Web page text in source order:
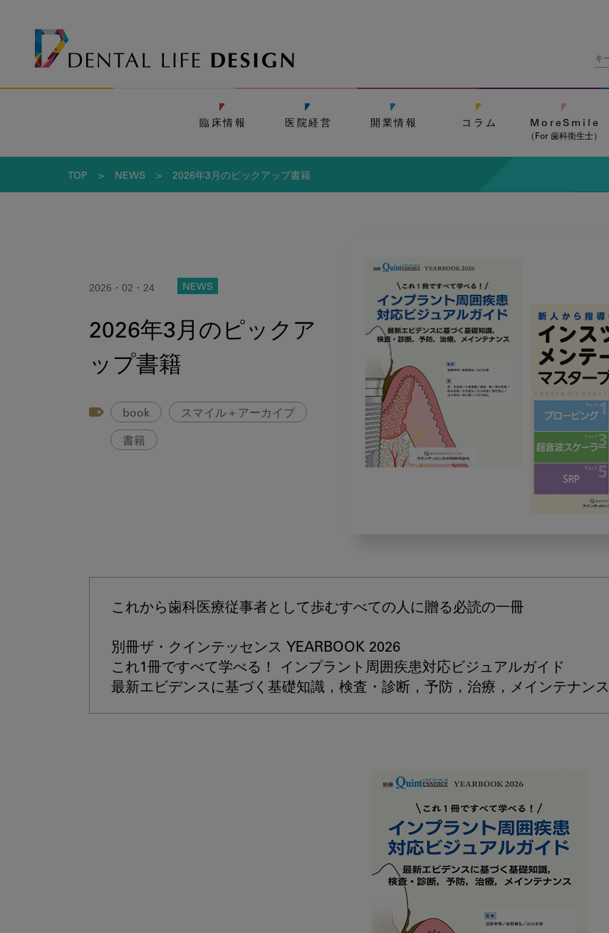
臨床情報 医院経営 開業情報 コラム MoreSmile
（For 歯科衛生士）
TOP > NEWS > 2026年3月のピックアップ書籍
2026・02・24 NEWS
2026年3月のピックア
ップ書籍
book スマイル＋アーカイブ
書籍
の
ク
ア
ッ
書
これから歯科医療従事者として歩むすべての人に贈る必読の一冊
別冊ザ・クインテッセンス YEARBOOK 2026
これ1冊ですべて学べる！ インプラント周囲疾患対応ビジュアルガイド
最新エビデンスに基づく基礎知識，検査・診断，予防，治療，メインテナンス